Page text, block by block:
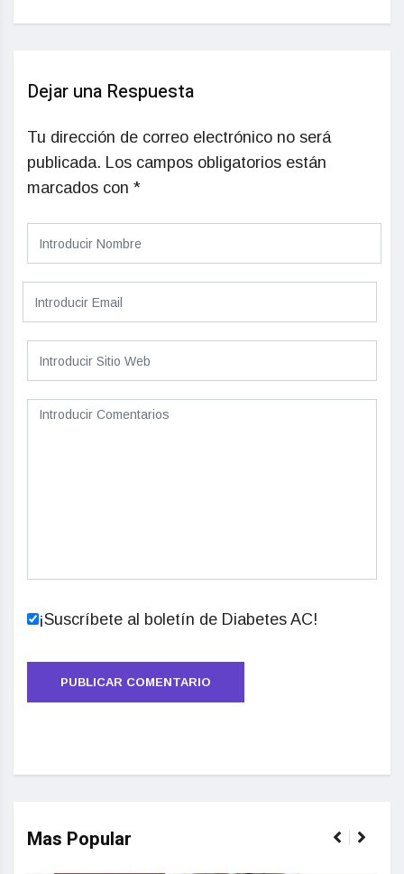
Dejar una Respuesta
Tu dirección de correo electrónico no será
publicada. Los campos obligatorios están
marcados con *
¡Suscríbete al boletín de Diabetes AC!
Mas Popular